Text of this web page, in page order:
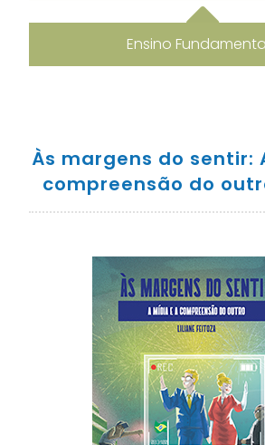
Ensino
Às margens do sentir:
compreensão do